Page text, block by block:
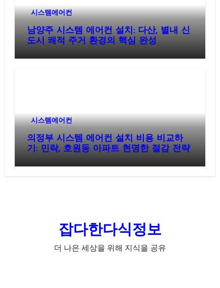
시스템에어컨
남양주 시스템 에어컨 설치: 다산, 별내 신
도시 쾌적 주거 환경의 핵심 완성
시스템에어컨
의정부 시스템 에어컨 설치 비용 비교하
기: 민락, 호원동 아파트 현명한 절감 전략
잡다한다식정보
더 나은 세상을 위해 지식을 공유